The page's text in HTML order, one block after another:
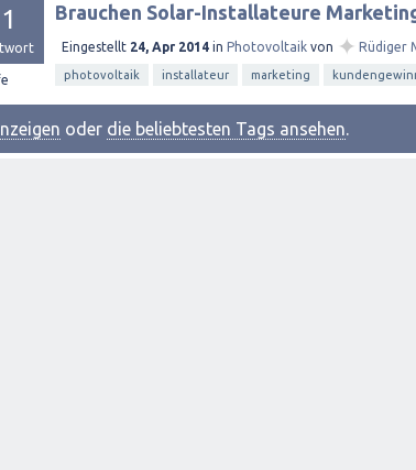
1 Brauchen Solar-Installateure
Eingestellt 24, Apr 2014 in Photovoltaik von ✦ Rüdiger
photovoltaik installateur marketing
oder die beliebtesten Tags ansehen.